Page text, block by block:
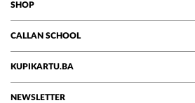
SHOP
CALLAN SCHOOL
KUPIKARTU.BA
NEWSLETTER